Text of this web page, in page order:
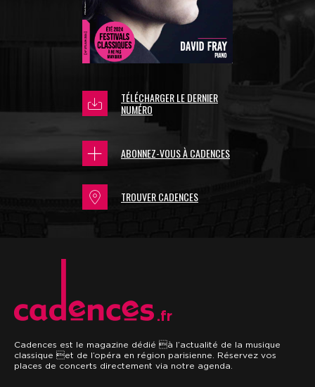
TÉLÉCHARGER LE DERNIER
NUMÉRO
ABONNEZ-VOUS À CADENCES
TROUVER CADENCES
.fr
Cadences est le magazine dédié à l’actualité de la musique
classique et de l’opéra en région parisienne. Réservez vos
places de concerts directement via notre agenda.